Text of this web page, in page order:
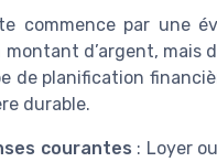
commence par une
d’argent, mais
de planification
durable.
courantes : Loyer